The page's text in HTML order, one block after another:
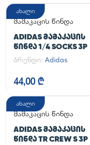
ახალი
მამაკაცის წინდა
ADIDAS ᲛᲐᲛᲐᲙᲐᲪᲘᲡ
ᲬᲘᲜᲓᲐ 1/4 SOCKS 3P
ბრენდი: Adidas
44,00 ₾
ახალი
მამაკაცის წინდა
ADIDAS ᲛᲐᲛᲐᲙᲐᲪᲘᲡ
ᲬᲘᲜᲓᲐ TR CREW S 3P